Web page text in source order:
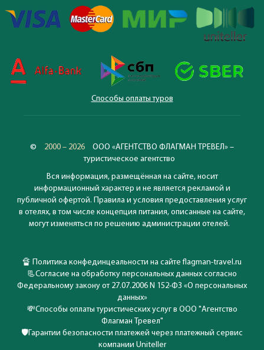
Способы оплаты туров
© 2000 – 2026
ООО «АГЕНТСТВО ФЛАГМАН ТРЕВЕЛ» –
туристическое агентство
Вся информация, размещённая на сайте, носит
информационный характер и не является рекламой и
публичной офертой. Правила и условия предоставления услуг
в отелях, в том числе концепция питания, описанные на сайте,
могут изменяться по решению администрации отелей.
🔏 Политика конфединцеальности на сайте flagman-travel.ru
📃Согласие на обработку персональных данных согласно
Федеральному закону от 27.07.2006 N 152-ФЗ «О персональных
данных»
💸Способы оплаты туристических услуг в ООО "Агентство
Флагман Тревел"
🛡️ Гарантии безопасности платежей через платежный сервис
компании Uniteller